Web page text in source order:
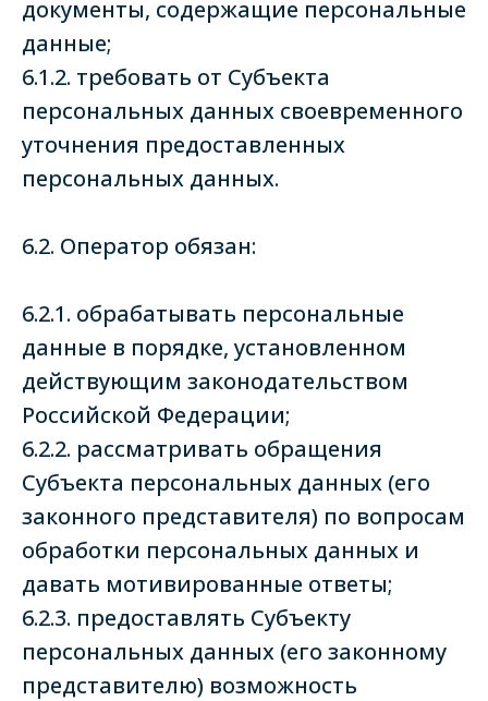
документы, содержащие персональные
данные;
6.1.2. требовать от Субъекта
персональных данных своевременного
уточнения предоставленных
персональных данных.
6.2. Оператор обязан:
6.2.1. обрабатывать персональные
данные в порядке, установленном
действующим законодательством
Российской Федерации;
6.2.2. рассматривать обращения
Субъекта персональных данных (его
законного представителя) по вопросам
обработки персональных данных и
давать мотивированные ответы;
6.2.3. предоставлять Субъекту
персональных данных (его законному
представителю) возможность